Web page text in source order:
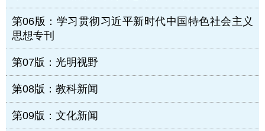
第06版：学习贯彻习近平新时代中国特色社会主义
思想专刊
第07版：光明视野
第08版：教科新闻
第09版：文化新闻